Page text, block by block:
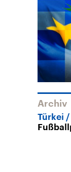
Archiv
Türkei